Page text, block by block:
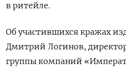
в ритейле.
Об участившихся кражах
Дмитрий Логинов,
группы компаний